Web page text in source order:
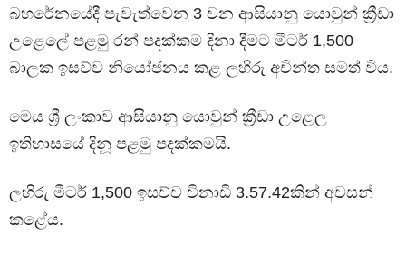
බහරේනයේදී පැවැත්වෙන 3 වන ආසියානු යොවුන් ක්‍රීඩා
උළෙලේ පළමු රන් පදක්කම දිනා දීමට මීටර් 1,500
බාලක ඉසව්ව නියෝජනය කළ ලහිරු අචින්ත සමත් විය.
මෙය ශ්‍රී ලංකාව ආසියානු යොවුන් ක්‍රීඩා උළෙල
ඉතිහාසයේ දිනූ පළමු පදක්කමයි.
ලහිරු මීටර් 1,500 ඉසව්ව විනාඩි 3.57.42කින් අවසන්
කළේය.